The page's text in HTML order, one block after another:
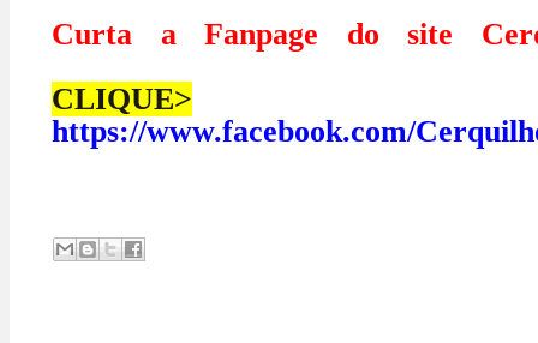
Curta a Fanpage do site
CLIQUE>
https://www.facebook.com/